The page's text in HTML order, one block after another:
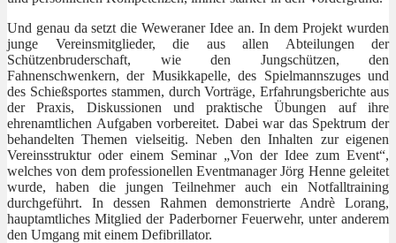
Und genau da setzt die Weweraner Idee an. In demProjekt wurden
junge Vereinsmitglieder, die aus allen Abteilungen der
Schützenbruderschaft, wie den Jungschützen, den
Fahnenschwenkern, der Musikkapelle, des Spielmannszuges und
des Schießsportes stammen, durch Vorträge, Erfahrungsberichte aus
der Praxis, Diskussionen und praktische Übungen auf ihre
ehrenamtlichen Aufgaben vorbereitet. Dabei war das Spektrum der
behandelten Themen vielseitig. Neben den Inhalten zur eigenen
Vereinsstruktur oder einem Seminar „Von der Idee zum Event“,
welches von dem professionellen Eventmanager Jörg Henne geleitet
wurde, haben die jungen Teilnehmer auch ein Notfalltraining
durchgeführt. In dessen Rahmen demonstrierte Andrè Lorang,
hauptamtliches Mitglied der Paderborner Feuerwehr, unter anderem
den Umgang mit einem Defibrillator.